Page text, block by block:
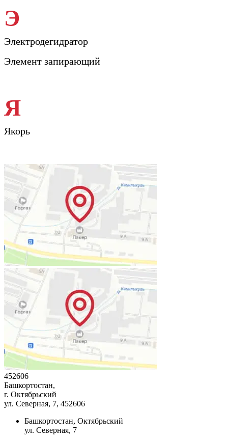
Э
Электродегидратор
Элемент запирающий
Я
Якорь
452606
Башкортостан,
г. Октябрьский
ул. Северная, 7, 452606
Башкортостан, Октябрьский
ул. Северная, 7